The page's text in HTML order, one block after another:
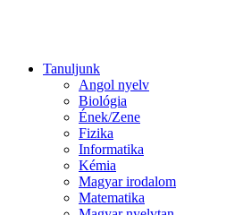
Tanuljunk
Angol nyelv
Biológia
Ének/Zene
Fizika
Informatika
Kémia
Magyar irodalom
Matematika